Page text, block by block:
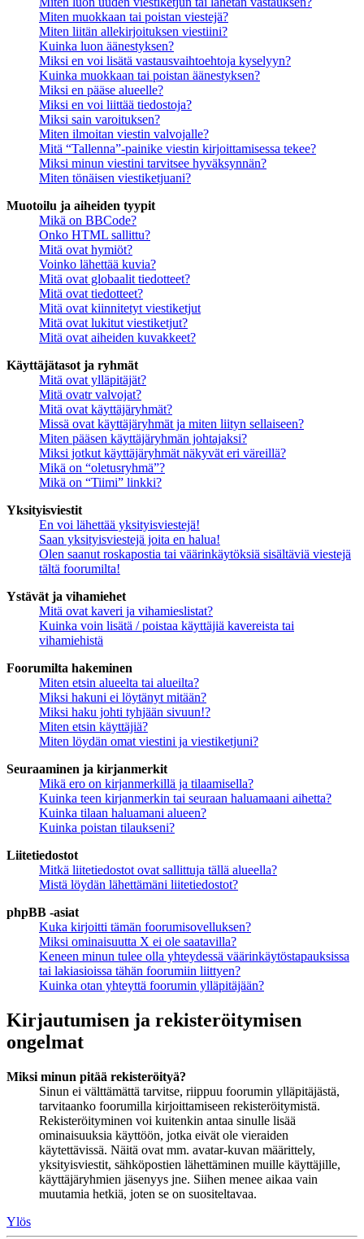
Miten muokkaan tai poistan viestejä?
Miten liitän allekirjoituksen viestiini?
Kuinka luon äänestyksen?
Miksi en voi lisätä vastausvaihtoehtoja kyselyyn?
Kuinka muokkaan tai poistan äänestyksen?
Miksi en pääse alueelle?
Miksi en voi liittää tiedostoja?
Miksi sain varoituksen?
Miten ilmoitan viestin valvojalle?
Mitä “Tallenna”-painike viestin kirjoittamisessa tekee?
Miksi minun viestini tarvitsee hyväksynnän?
Miten tönäisen viestiketjuani?
Muotoilu ja aiheiden tyypit
Mikä on BBCode?
Onko HTML sallittu?
Mitä ovat hymiöt?
Voinko lähettää kuvia?
Mitä ovat globaalit tiedotteet?
Mitä ovat tiedotteet?
Mitä ovat kiinnitetyt viestiketjut
Mitä ovat lukitut viestiketjut?
Mitä ovat aiheiden kuvakkeet?
Käyttäjätasot ja ryhmät
Mitä ovat ylläpitäjät?
Mitä ovatr valvojat?
Mitä ovat käyttäjäryhmät?
Missä ovat käyttäjäryhmät ja miten liityn sellaiseen?
Miten pääsen käyttäjäryhmän johtajaksi?
Miksi jotkut käyttäjäryhmät näkyvät eri väreillä?
Mikä on “oletusryhmä”?
Mikä on “Tiimi” linkki?
Yksityisviestit
En voi lähettää yksityisviestejä!
Saan yksityisviestejä joita en halua!
Olen saanut roskapostia tai väärinkäytöksiä sisältäviä viestejä
tältä foorumilta!
Ystävät ja vihamiehet
Mitä ovat kaveri ja vihamieslistat?
Kuinka voin lisätä / poistaa käyttäjiä kavereista tai
vihamiehistä
Foorumilta hakeminen
Miten etsin alueelta tai alueilta?
Miksi hakuni ei löytänyt mitään?
Miksi haku johti tyhjään sivuun!?
Miten etsin käyttäjiä?
Miten löydän omat viestini ja viestiketjuni?
Seuraaminen ja kirjanmerkit
Mikä ero on kirjanmerkillä ja tilaamisella?
Kuinka teen kirjanmerkin tai seuraan haluamaani aihetta?
Kuinka tilaan haluamani alueen?
Kuinka poistan tilaukseni?
Liitetiedostot
Mitkä liitetiedostot ovat sallittuja tällä alueella?
Mistä löydän lähettämäni liitetiedostot?
phpBB -asiat
Kuka kirjoitti tämän foorumisovelluksen?
Miksi ominaisuutta X ei ole saatavilla?
Keneen minun tulee olla yhteydessä väärinkäytöstapauksissa
tai lakiasioissa tähän foorumiin liittyen?
Kuinka otan yhteyttä foorumin ylläpitäjään?
Kirjautumisen ja rekisteröitymisen
ongelmat
Miksi minun pitää rekisteröityä?
Sinun ei välttämättä tarvitse, riippuu foorumin ylläpitäjästä,
tarvitaanko foorumilla kirjoittamiseen rekisteröitymistä.
Rekisteröityminen voi kuitenkin antaa sinulle lisää
ominaisuuksia käyttöön, jotka eivät ole vieraiden
käytettävissä. Näitä ovat mm. avatar-kuvan määrittely,
yksityisviestit, sähköpostien lähettäminen muille käyttäjille,
käyttäjäryhmien jäsenyys jne. Siihen menee aikaa vain
muutamia hetkiä, joten se on suositeltavaa.
Ylös